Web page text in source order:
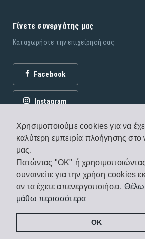
Χρησιμοποιούμε cookies για να
καλύτερη εμπειρία πλοήγησης
μας.
Πατώντας "OK" ή
συναινείτε για την χρήση cookies
αν τα έχετε απενεργοποιήσει.
μάθω περισσότερα
OK
Γίνετε συνεργάτης μας
Καταχωρήστε την επιχείρησή σας
Facebook
Instagram
© 2026 Εκδόσεις Fagottobooks. All
Όροι χρήσης
/ Πολιτική
Handcrafted by